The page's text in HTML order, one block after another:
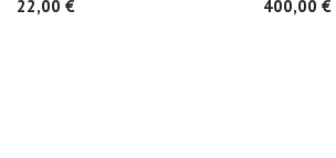
22,00 € 400,00 €